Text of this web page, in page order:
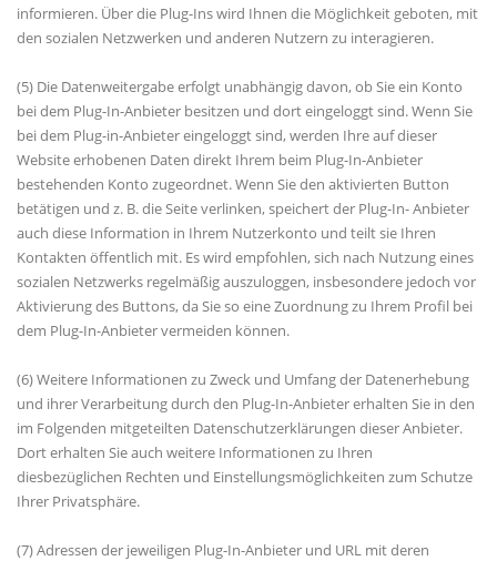
informieren. Über die Plug-Ins wird Ihnen die Möglichkeit geboten, mit
den sozialen Netzwerken und anderen Nutzern zu interagieren.
(5) Die Datenweitergabe erfolgt unabhängig davon, ob Sie ein Konto
bei dem Plug-In-Anbieter besitzen und dort eingeloggt sind. Wenn Sie
bei dem Plug-in-Anbieter eingeloggt sind, werden Ihre auf dieser
Website erhobenen Daten direkt Ihrem beim Plug-In-Anbieter
bestehenden Konto zugeordnet. Wenn Sie den aktivierten Button
betätigen und z. B. die Seite verlinken, speichert der Plug-In- Anbieter
auch diese Information in Ihrem Nutzerkonto und teilt sie Ihren
Kontakten öffentlich mit. Es wird empfohlen, sich nach Nutzung eines
sozialen Netzwerks regelmäßig auszuloggen, insbesondere jedoch vor
Aktivierung des Buttons, da Sie so eine Zuordnung zu Ihrem Profil bei
dem Plug-In-Anbieter vermeiden können.
(6) Weitere Informationen zu Zweck und Umfang der Datenerhebung
und ihrer Verarbeitung durch den Plug-In-Anbieter erhalten Sie in den
im Folgenden mitgeteilten Datenschutzerklärungen dieser Anbieter.
Dort erhalten Sie auch weitere Informationen zu Ihren
diesbezüglichen Rechten und Einstellungsmöglichkeiten zum Schutze
Ihrer Privatsphäre.
(7) Adressen der jeweiligen Plug-In-Anbieter und URL mit deren